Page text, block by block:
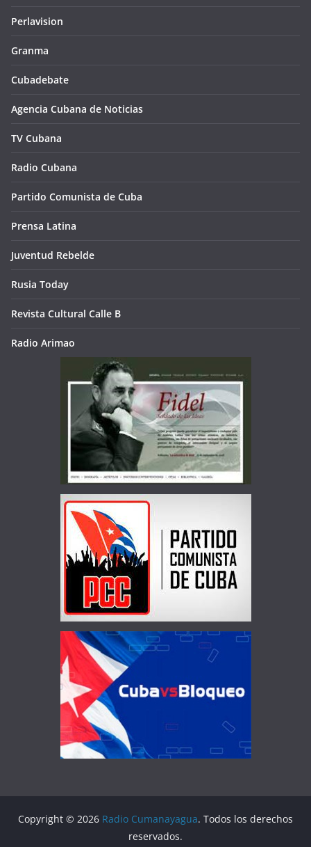
Perlavision
Granma
Cubadebate
Agencia Cubana de Noticias
TV Cubana
Radio Cubana
Partido Comunista de Cuba
Prensa Latina
Juventud Rebelde
Rusia Today
Revista Cultural Calle B
Radio Arimao
Copyright © 2026 Radio Cumanayagua. Todos los derechos
reservados.